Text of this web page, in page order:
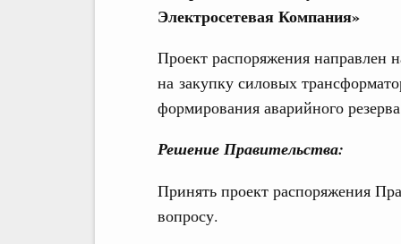
Электросетевая Компания»
Проект распоряжения направлен
на закупку силовых
формирования аварийного
Решение Правительства:
Принять проект распоряжения
вопросу.